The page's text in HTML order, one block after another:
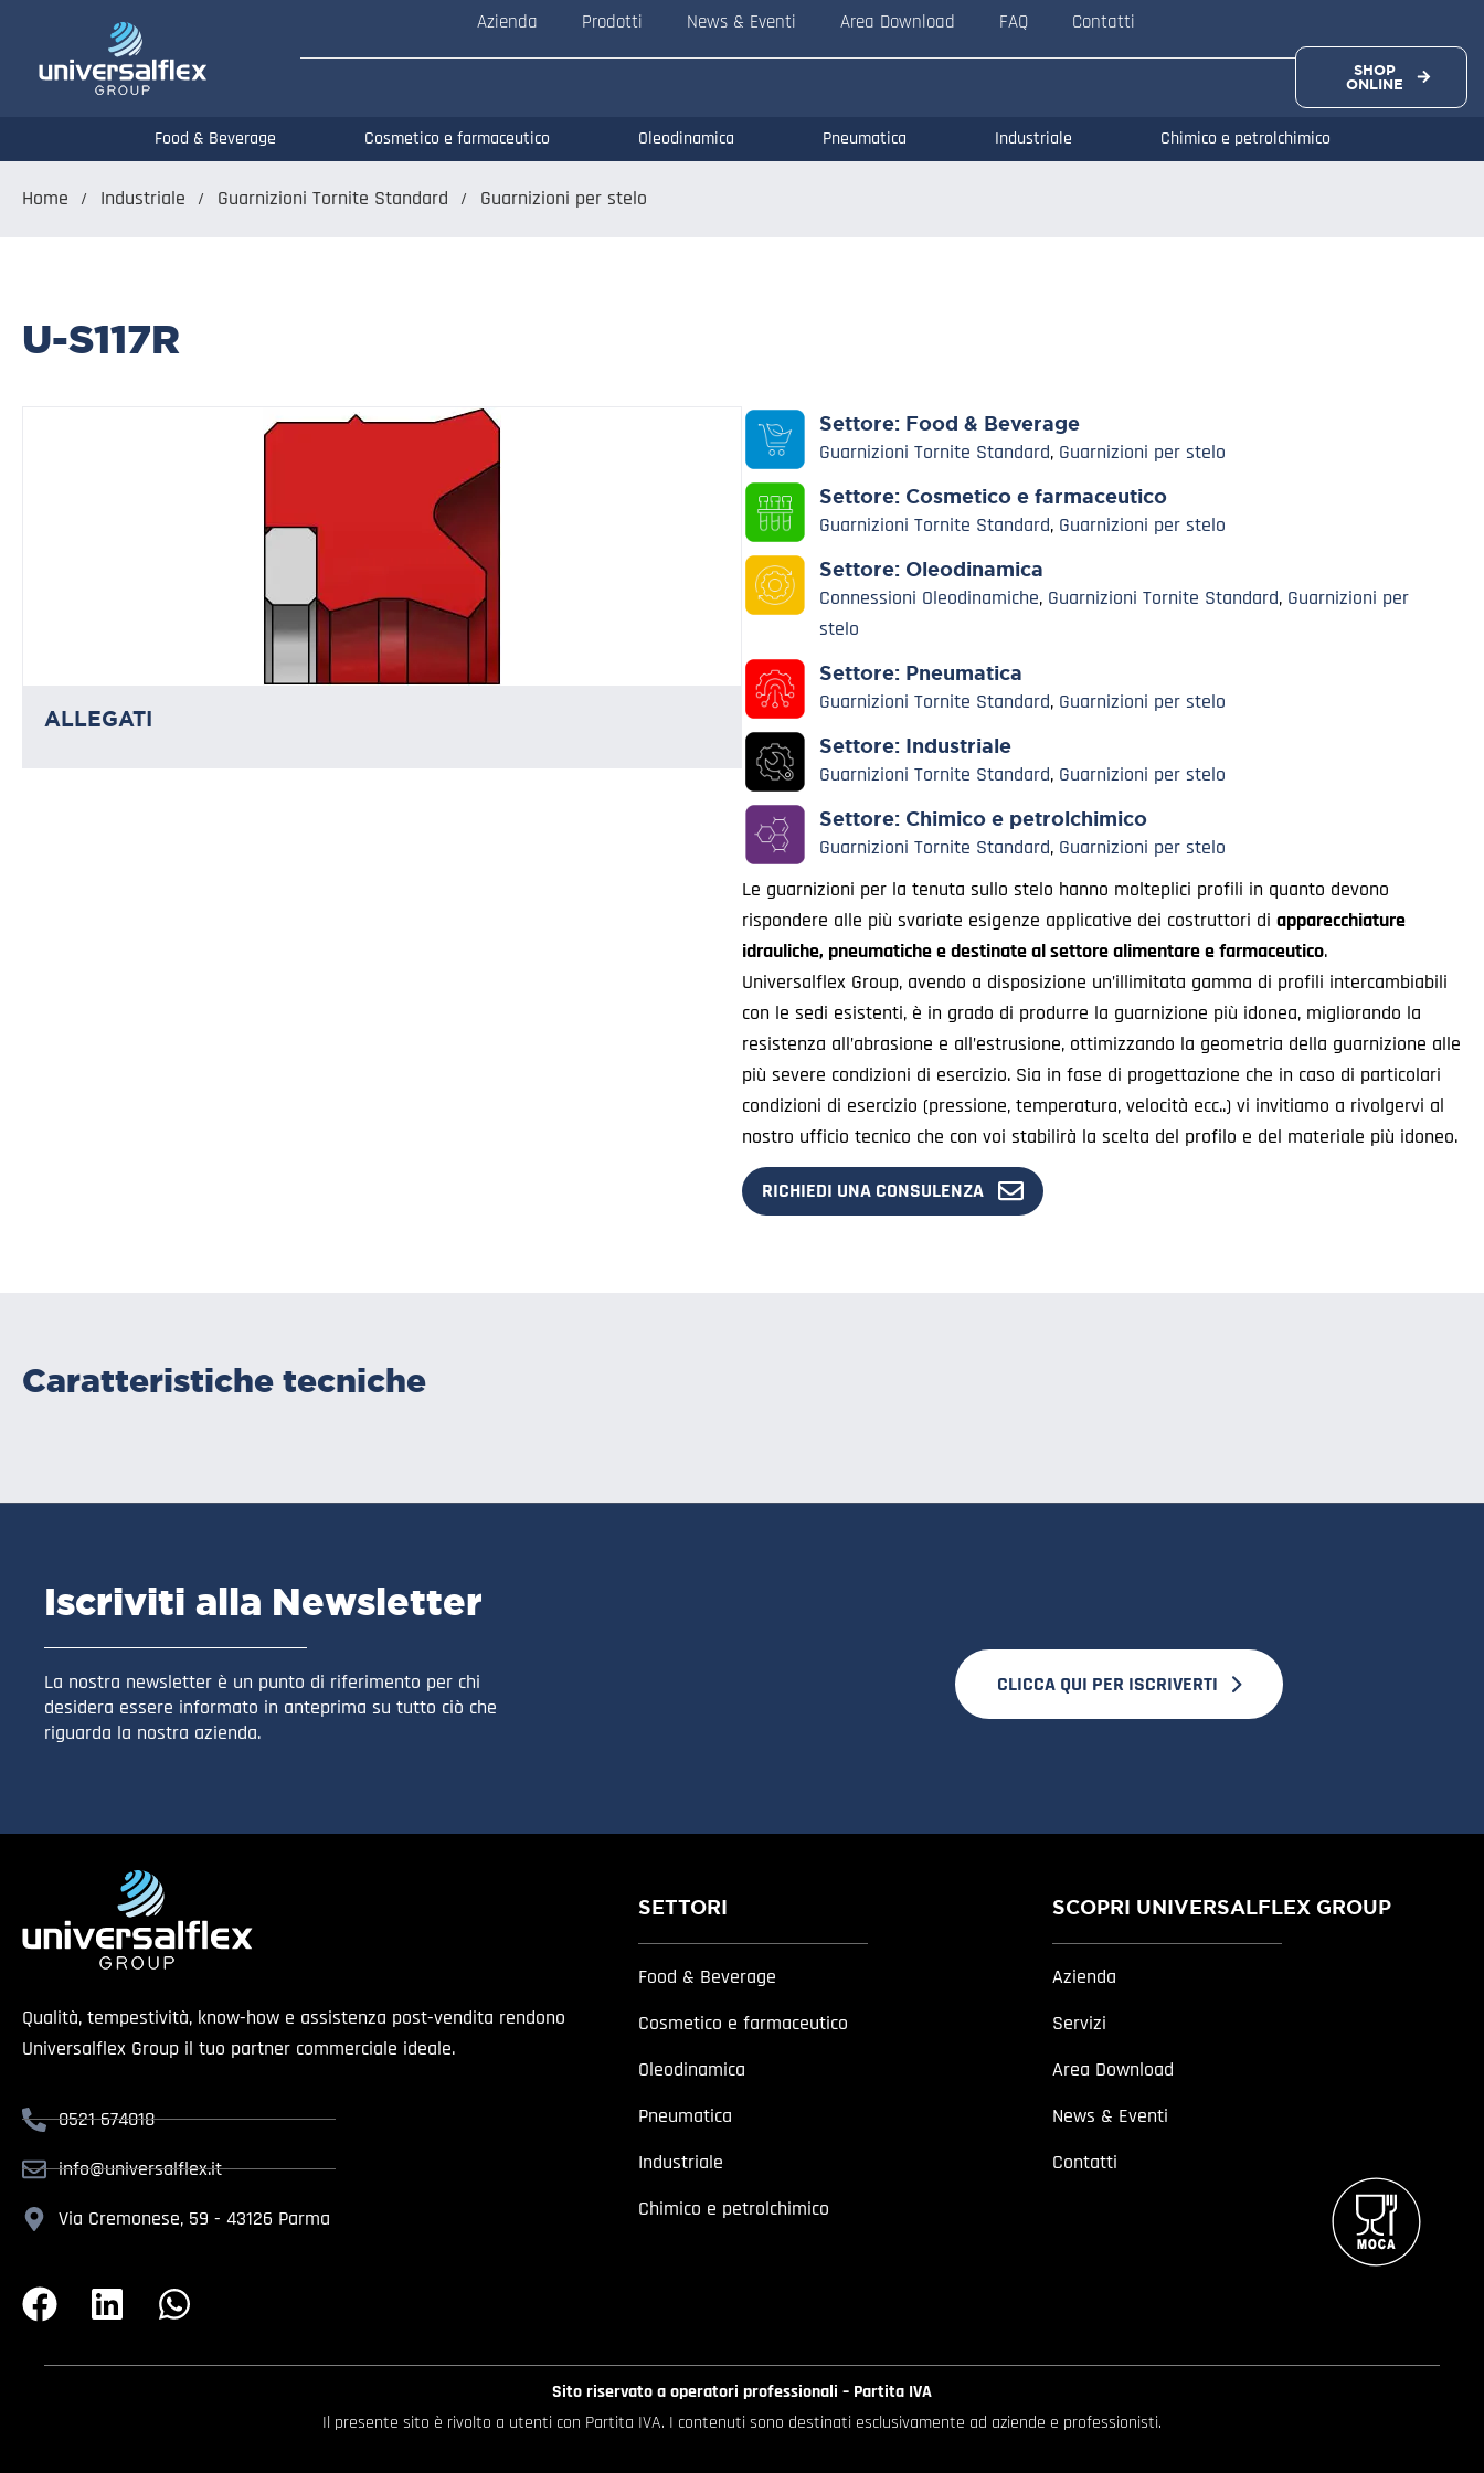
Azienda Prodotti News & Eventi Area Download FAQ Contatti
SHOP
ONLINE
Food & Beverage Cosmetico e farmaceutico Oleodinamica Pneumatica Industriale Chimico e petrolchimico
Home Industriale Guarnizioni Tornite Standard Guarnizioni per stelo
U-S117R
ALLEGATI
Settore: Food & Beverage
Guarnizioni Tornite Standard, Guarnizioni per stelo
Settore: Cosmetico e farmaceutico
Guarnizioni Tornite Standard, Guarnizioni per stelo
Settore: Oleodinamica
Connessioni Oleodinamiche, Guarnizioni Tornite Standard, Guarnizioni per
stelo
Settore: Pneumatica
Guarnizioni Tornite Standard, Guarnizioni per stelo
Settore: Industriale
Guarnizioni Tornite Standard, Guarnizioni per stelo
Settore: Chimico e petrolchimico
Guarnizioni Tornite Standard, Guarnizioni per stelo
Le guarnizioni per la tenuta sullo stelo hanno molteplici profili in quanto devono
rispondere alle più svariate esigenze applicative dei costruttori di apparecchiature
idrauliche, pneumatiche e destinate al settore alimentare e farmaceutico.
Universalflex Group, avendo a disposizione un’illimitata gamma di profili intercambiabili
con le sedi esistenti, è in grado di produrre la guarnizione più idonea, migliorando la
resistenza all’abrasione e all’estrusione, ottimizzando la geometria della guarnizione alle
più severe condizioni di esercizio. Sia in fase di progettazione che in caso di particolari
condizioni di esercizio (pressione, temperatura, velocità ecc..) vi invitiamo a rivolgervi al
nostro ufficio tecnico che con voi stabilirà la scelta del profilo e del materiale più idoneo.
RICHIEDI UNA CONSULENZA
Caratteristiche tecniche
Iscriviti alla Newsletter
La nostra newsletter è un punto di riferimento per chi
desidera essere informato in anteprima su tutto ciò che
riguarda la nostra azienda.
CLICCA QUI PER ISCRIVERTI
Qualità, tempestività, know-how e assistenza post-vendita rendono
Universalflex Group il tuo partner commerciale ideale.
0521 674018
info@universalflex.it
Via Cremonese, 59 - 43126 Parma
SETTORI
Food & Beverage
Cosmetico e farmaceutico
Oleodinamica
Pneumatica
Industriale
Chimico e petrolchimico
SCOPRI UNIVERSALFLEX GROUP
Azienda
Servizi
Area Download
News & Eventi
Contatti
Sito riservato a operatori professionali – Partita IVA
Il presente sito è rivolto a utenti con Partita IVA. I contenuti sono destinati esclusivamente ad aziende e professionisti.